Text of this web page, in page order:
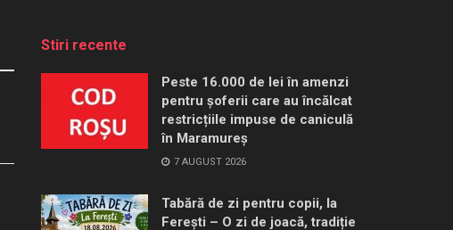
Stiri recente
Peste 16.000 de lei în amenzi
pentru șoferii care au încălcat
restricțiile impuse de caniculă
în Maramureș
7 AUGUST 2026
Tabără de zi pentru copii, la
Ferești – O zi de joacă, tradiție